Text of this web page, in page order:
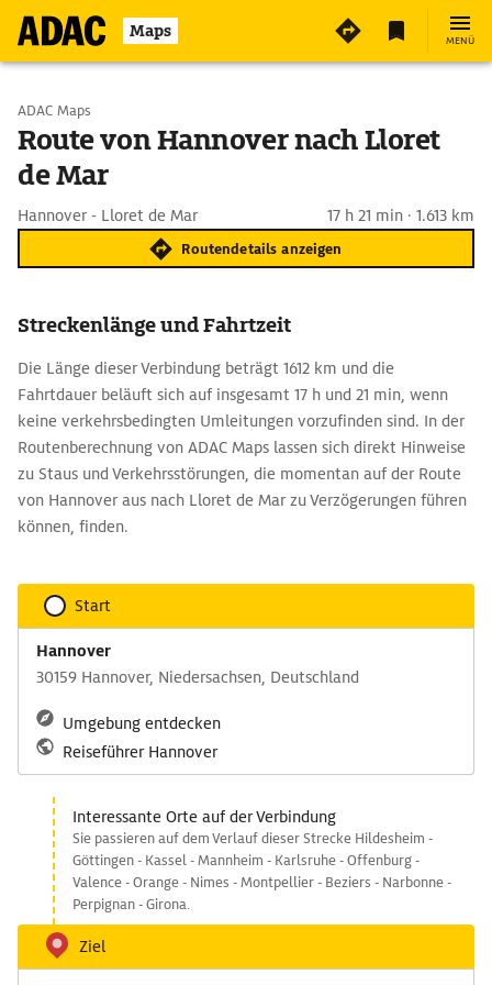
Maps MENÜ
Start wählen
Ziel eingeben
ADAC Maps
Route von Hannover nach Lloret
de Mar
Hannover - Lloret de Mar 17 h 21 min · 1.613 km
Routendetails anzeigen
Streckenlänge und Fahrtzeit
Die Länge dieser Verbindung beträgt 1612 km und die
Fahrtdauer beläuft sich auf insgesamt 17 h und 21 min, wenn
keine verkehrsbedingten Umleitungen vorzufinden sind. In der
Routenberechnung von ADAC Maps lassen sich direkt Hinweise
zu Staus und Verkehrsstörungen, die momentan auf der Route
von Hannover aus nach Lloret de Mar zu Verzögerungen führen
können, finden.
Start
Hannover
30159 Hannover, Niedersachsen, Deutschland
Umgebung entdecken
Reiseführer Hannover
Interessante Orte auf der Verbindung
Sie passieren auf dem Verlauf dieser Strecke Hildesheim -
Göttingen - Kassel - Mannheim - Karlsruhe - Offenburg -
Valence - Orange - Nimes - Montpellier - Beziers - Narbonne -
Perpignan - Girona.
Ziel